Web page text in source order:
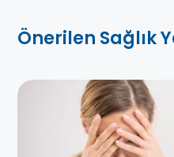
Önerilen Sağlık